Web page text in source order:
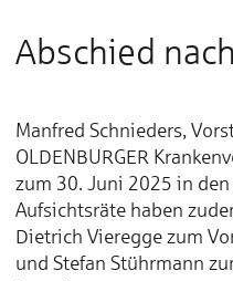
Abschied
Manfred Schnieders,
OLDENBURGER
zum 30. Juni 2025 in
Aufsichtsräte haben
Dietrich Vieregge zum
und Stefan Stührmann